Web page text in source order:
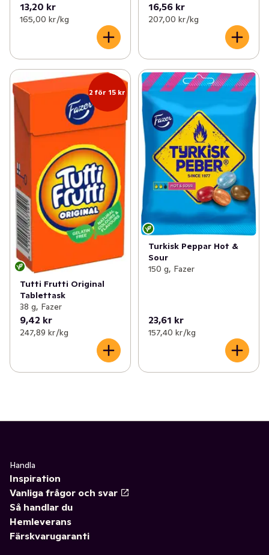
13,20 kr
165,00 kr /kg
16,56 kr
207,00 kr /kg
2 för 15 kr
Tutti Frutti Original
Tablettask
38 g, Fazer
9,42 kr
247,89 kr /kg
Turkisk Peppar Hot &
Sour
150 g, Fazer
23,61 kr
157,40 kr /kg
Handla
Inspiration
Vanliga frågor och svar
Så handlar du
Hemleverans
Färskvarugaranti